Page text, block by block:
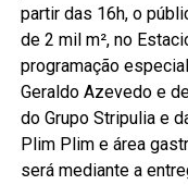
partir das 16h, o
de 2 mil m², no
programação
Geraldo Azevedo e
do Grupo Stripulia e
Plim Plim e área
será mediante a